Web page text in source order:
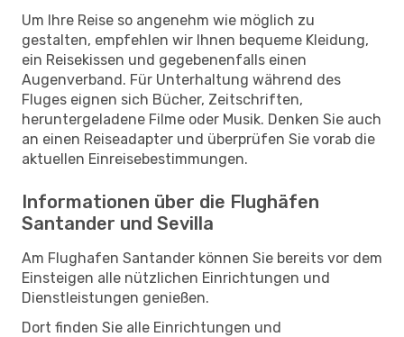
Um Ihre Reise so angenehm wie möglich zu
gestalten, empfehlen wir Ihnen bequeme Kleidung,
ein Reisekissen und gegebenenfalls einen
Augenverband. Für Unterhaltung während des
Fluges eignen sich Bücher, Zeitschriften,
heruntergeladene Filme oder Musik. Denken Sie auch
an einen Reiseadapter und überprüfen Sie vorab die
aktuellen Einreisebestimmungen.
Informationen über die Flughäfen
Santander und Sevilla
Am Flughafen Santander können Sie bereits vor dem
Einsteigen alle nützlichen Einrichtungen und
Dienstleistungen genießen.
Dort finden Sie alle Einrichtungen und